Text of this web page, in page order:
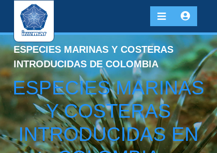
ESPECIES MARINAS Y COSTERAS
INTRODUCIDAS DE COLOMBIA
ESPECIES MARINAS
Y COSTERAS
INTRODUCIDAS EN